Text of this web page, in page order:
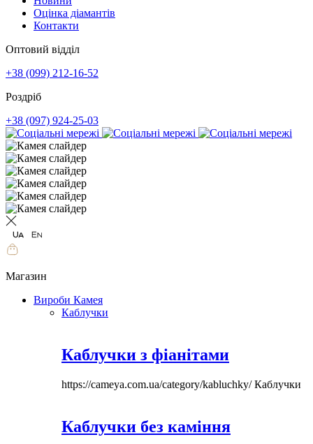
Оцінка діамантів
Контакти
Оптовий відділ
+38 (099) 212-16-52
Роздріб
+38 (097) 924-25-03
Магазин
Вироби Камея
Каблучки
Каблучки з фіанітами
https://cameya.com.ua/category/kabluchky/Каблучки
Каблучки без каміння